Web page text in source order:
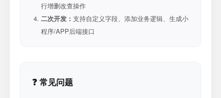
行增删改查操作
二次开发： 支持自定义字段、添加业务逻辑、生成小
程序/APP后端接口
❓ 常见问题